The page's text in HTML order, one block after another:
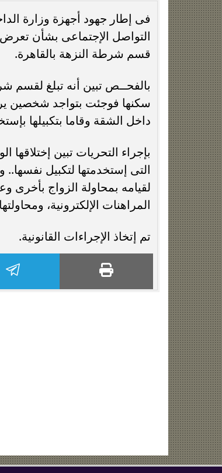
فى إطار جهود أجهزة وزارة
التواصل الإجتماعى بشأن
قسم شرطة النزهة بالقاهرة.
بالفحــص تبين أنه تبلغ لقسم
سكنها فوجئت بتواجد شخصين
داخل الشقة وقاما بتكبيلها
بإجراء التحريات تبين
التى إستخدمتها لتكبيل نفسها..
لقيامه بمحاولة الزواج بأخرى
المراهنات الإلكترونية،
تم إتخاذ الإجراءات القانونية.
زينة عمرو تتوج بجائزة الأفضل بعد تأهل مصر
التاريخي لنصف نهائي مونديال...